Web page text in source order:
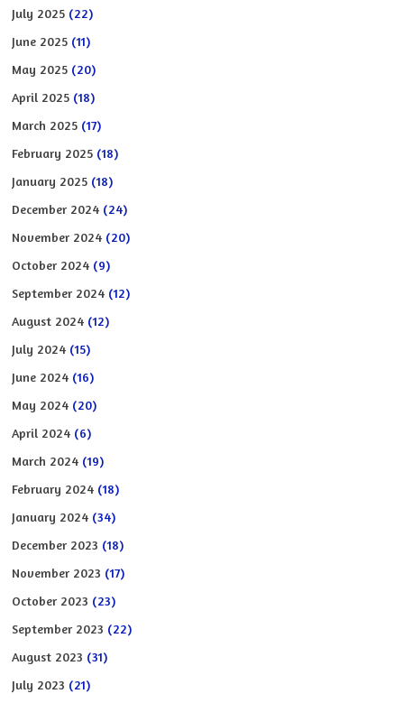
July 2025 (22)
June 2025 (11)
May 2025 (20)
April 2025 (18)
March 2025 (17)
February 2025 (18)
January 2025 (18)
December 2024 (24)
November 2024 (20)
October 2024 (9)
September 2024 (12)
August 2024 (12)
July 2024 (15)
June 2024 (16)
May 2024 (20)
April 2024 (6)
March 2024 (19)
February 2024 (18)
January 2024 (34)
December 2023 (18)
November 2023 (17)
October 2023 (23)
September 2023 (22)
August 2023 (31)
July 2023 (21)